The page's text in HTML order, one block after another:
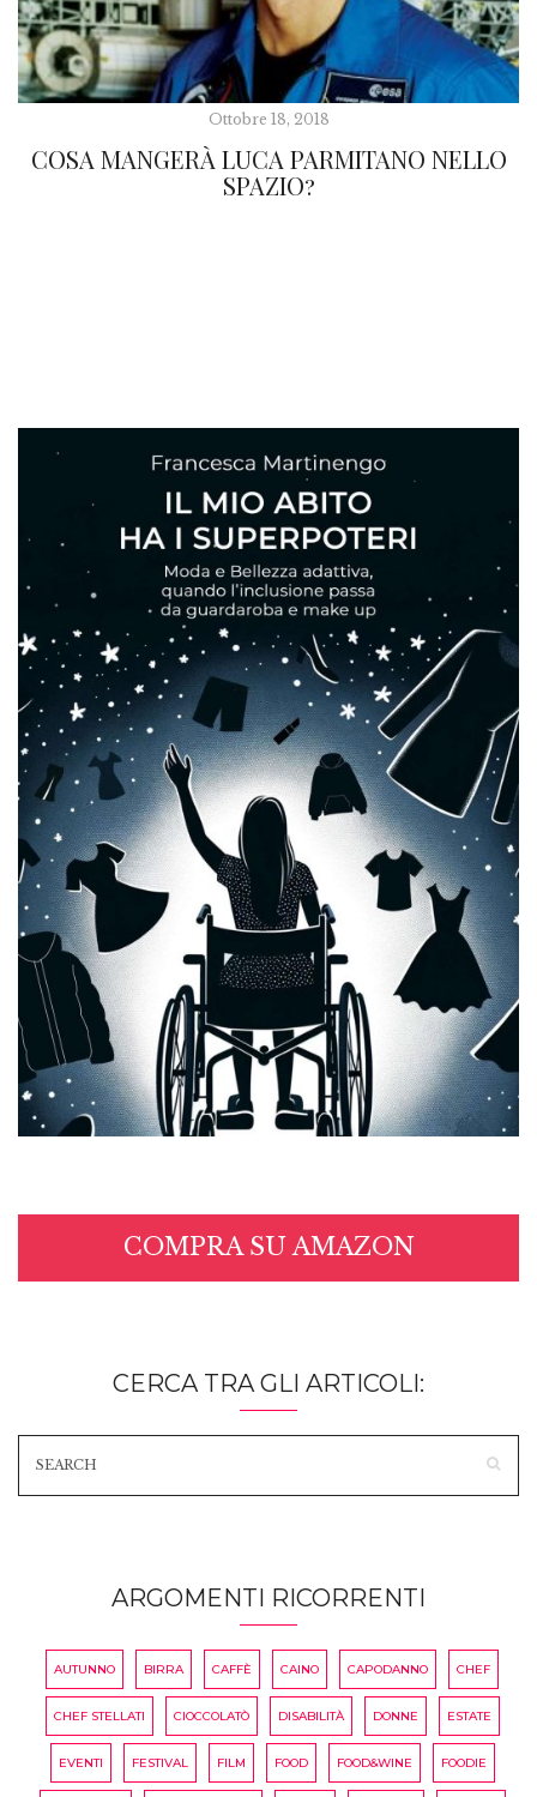
Ottobre 18, 2018
COSA MANGERÀ LUCA PARMITANO NELLO
SPAZIO?
COMPRA SU AMAZON
CERCA TRA GLI ARTICOLI:
ARGOMENTI RICORRENTI
AUTUNNO BIRRA CAFFÈ CAINO CAPODANNO CHEF
CHEF STELLATI CIOCCOLATÒ DISABILITÀ DONNE ESTATE
EVENTI FESTIVAL FILM FOOD FOOD&WINE FOODIE